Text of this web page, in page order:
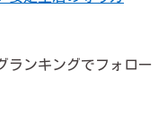
ランキングでフォロー